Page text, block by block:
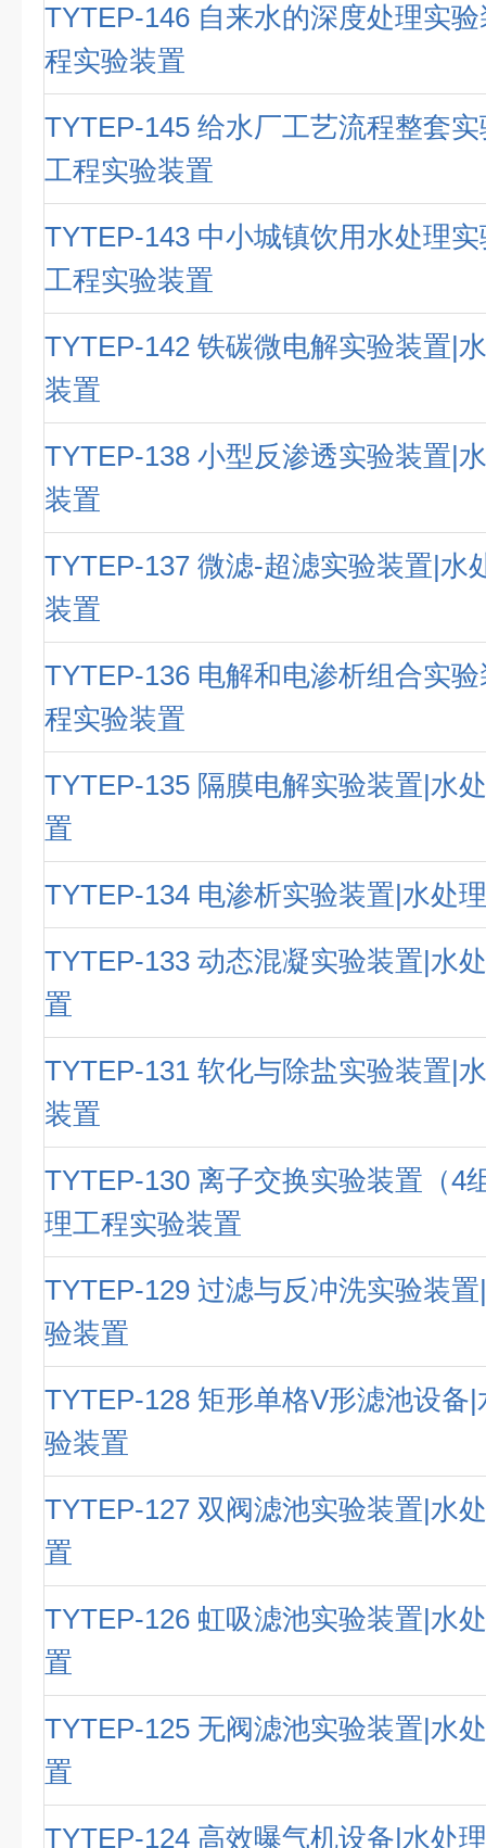
TYTEP-146 自来水的深度处理实
程实验装置
TYTEP-145 给水厂工艺流程整套
工程实验装置
TYTEP-143 中小城镇饮用水处理
工程实验装置
TYTEP-142 铁碳微电解实验装置|
装置
TYTEP-138 小型反渗透实验装置|
装置
TYTEP-137 微滤-超滤实验装置|水
装置
TYTEP-136 电解和电渗析组合实
程实验装置
TYTEP-135 隔膜电解实验装置|水
置
TYTEP-134 电渗析实验装置|水处
TYTEP-133 动态混凝实验装置|水
置
TYTEP-131 软化与除盐实验装置|
装置
TYTEP-130 离子交换实验装置（4
理工程实验装置
TYTEP-129 过滤与反冲洗实验装
验装置
TYTEP-128 矩形单格V形滤池设备
验装置
TYTEP-127 双阀滤池实验装置|水
置
TYTEP-126 虹吸滤池实验装置|水
置
TYTEP-125 无阀滤池实验装置|水
置
TYTEP-124 高效曝气机设备|水处